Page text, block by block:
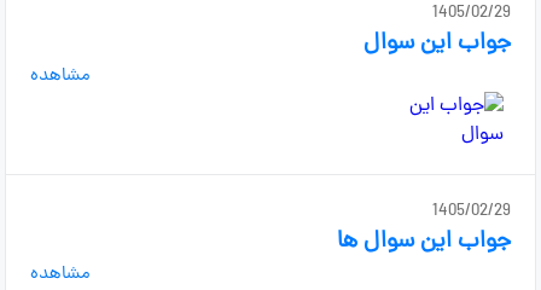
1405/02/29
جواب این سوال
مشاهده
1405/02/29
جواب این سوال ها
مشاهده